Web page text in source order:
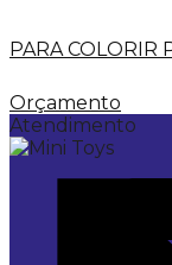
PARA COLORIR
Orçamento
Atendimento